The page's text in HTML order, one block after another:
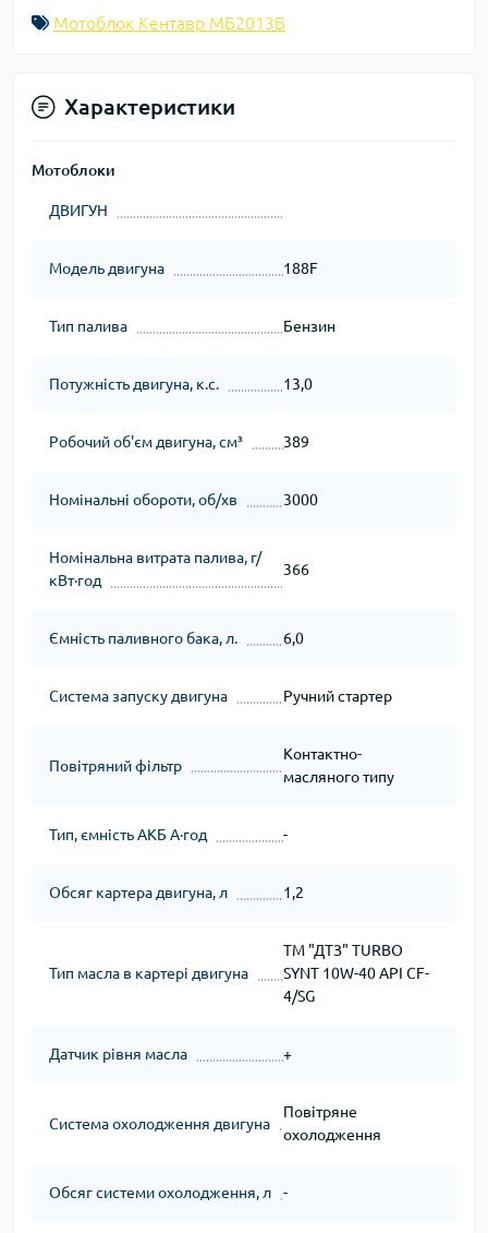
Мотоблок Кентавр МБ2013Б
Характеристики
Мотоблоки
ДВИГУН
Модель двигуна 188F
Тип палива Бензин
Потужність двигуна, к.с. 13,0
Робочий об'єм двигуна, см³ 389
Номінальні обороти, об/хв 3000
Номінальна витрата палива, г/
кВт∙год
366
Ємність паливного бака, л. 6,0
Система запуску двигуна Ручний стартер
Повітряний фільтр
Контактно-
масляного типу
Тип, ємність АКБ А∙год -
Обсяг картера двигуна, л 1,2
Тип масла в картері двигуна
ТМ "ДТЗ" TURBO
SYNT 10W-40 API CF-
4/SG
Датчик рівня масла +
Система охолодження двигуна
Повітряне
охолодження
Обсяг системи охолодження, л -